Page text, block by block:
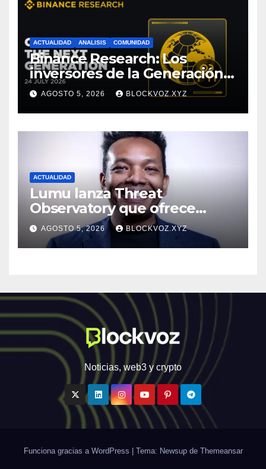
ACTUALIDAD ANALISIS COMUNIDAD
Binance Research: Los
inversores de la Generación Z
empiezan más jóvenes y
muestran mayor disciplina
financiera
AGOSTO 5, 2026 BLOCKVOZ.XYZ
ACTUALIDAD
Lumu lanza Threat
Observatory que ofrece
inteligencia de amenazas
personalizada y en tiempo
real
AGOSTO 5, 2026 BLOCKVOZ.XYZ
Noticias, web3 y crypto
Funciona gracias a WordPress Tema: Newsup de Themeansar